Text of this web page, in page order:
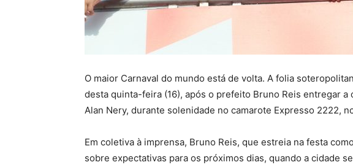
O maior Carnaval do mundo está de volta. A folia
desta quinta-feira (16), após o prefeito Bruno Reis entregar a
Alan Nery, durante solenidade no camarote Expresso 2222,
Em coletiva à imprensa, Bruno Reis, que estreia na festa
sobre expectativas para os próximos dias, quando a cidade